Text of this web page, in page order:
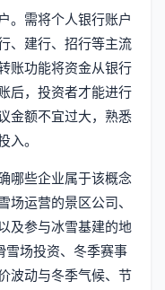
。需将个人银行账户
、建行、招行等主流
账功能将资金从银行
后，投资者才能进行
金额不宜过大，熟悉
入。
哪些企业属于该概念
运营的景区公司、
及参与冰雪基建的地
雪场投资、冬季赛事
波动与冬季气候、节